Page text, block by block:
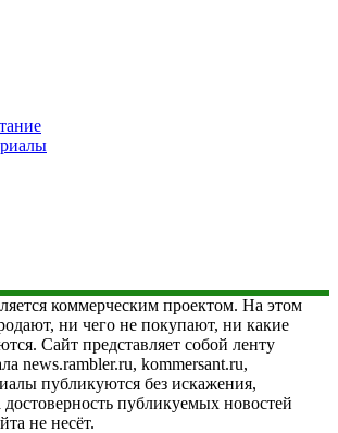
коммерческим проектом. На этом
ни чего не покупают, ни какие
Сайт представляет собой ленту
news.rambler.ru, kommersant.ru,
публикуются без искажения,
достоверность публикуемых новостей
не несёт.